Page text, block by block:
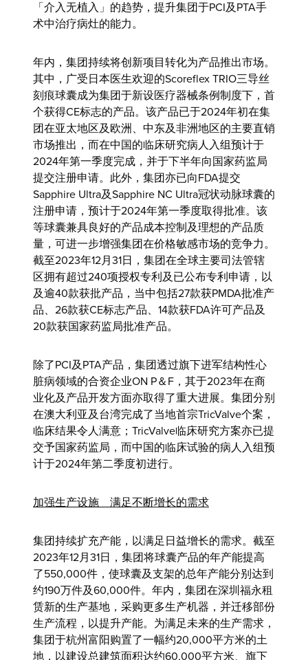
「介入无植入」的趋势，提升集团于PCI及PTA手
术中治疗病灶的能力。
年内，集团持续将创新项目转化为产品推出市场。
其中，广受日本医生欢迎的Scoreflex TRIO三导丝
刻痕球囊成为集团于新设医疗器械条例制度下，首
个获得CE标志的产品。该产品已于2024年初在集
团在亚太地区及欧洲、中东及非洲地区的主要直销
市场推出，而在中国的临床研究病人入组预计于
2024年第一季度完成，并于下半年向国家药监局
提交注册申请。此外，集团亦已向FDA提交
Sapphire Ultra及Sapphire NC Ultra冠状动脉球囊的
注册申请，预计于2024年第一季度取得批准。该
等球囊兼具良好的产品成本控制及理想的产品质
量，可进一步增强集团在价格敏感市场的竞争力。
截至2023年12月31日，集团在全球主要司法管辖
区拥有超过240项授权专利及已公布专利申请，以
及逾40款获批产品，当中包括27款获PMDA批准产
品、26款获CE标志产品、14款获FDA许可产品及
20款获国家药监局批准产品。
除了PCI及PTA产品，集团透过旗下进军结构性心
脏病领域的合资企业ON P＆F，其于2023年在商
业化及产品开发方面亦取得了重大进展。集团分别
在澳大利亚及台湾完成了当地首宗TricValve个案，
临床结果令人满意；TricValve临床研究方案亦已提
交予国家药监局，而中国的临床试验的病人入组预
计于2024年第二季度初进行。
加强生产设施 满足不断增长的需求
集团持续扩充产能，以满足日益增长的需求。截至
2023年12月31日，集团将球囊产品的年产能提高
了550,000件，使球囊及支架的总年产能分别达到
约190万件及60,000件。年内，集团在深圳福永租
赁新的生产基地，采购更多生产机器，并迁移部份
生产流程，以提升产能。为满足未来的生产需求，
集团于杭州富阳购置了一幅约20,000平方米的土
地，以建设总建筑面积达约60,000平方米、旗下